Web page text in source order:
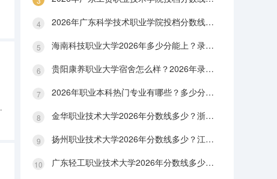
2026年广东科学技术职业学院投档分数线盘点：录取分数、生活与就业指南
海南科技职业大学2026年多少分能上？录取分数线与生活成本解答
贵阳康养职业大学宿舍怎么样？2026年录取分数、费用及入学手续
2026年职业本科热门专业有哪些？多少分能上？绿牌专业有哪些？
金华职业技术大学2026年分数线多少？浙江考生563分能上吗？机械专业好就业吗？
扬州职业技术大学2026年分数线多少？江苏考生528分能上吗？医养照护好就业吗？
广东轻工职业技术大学2026年分数线多少？广东考生542分能上吗？